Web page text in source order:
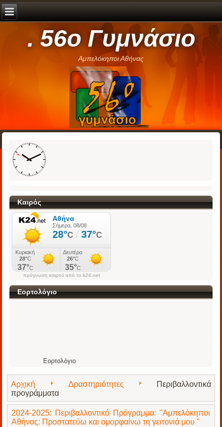
. 56ο Γυμνάσιο
Αμπελόκηποι Αθήνας
Καιρός
πρόγνωση καιρού από το k24.net
Εορτολόγιο
Εορτολόγιο
Αρχική Δραστηριότητες
Περιβαλλοντικά
προγράμματα
2024-2025: Περιβαλλοντικό Πρόγραμμα: "Αμπελόκηποι
Αθήνας: Προστατεύω και ομορφαίνω τη γειτονιά μου "